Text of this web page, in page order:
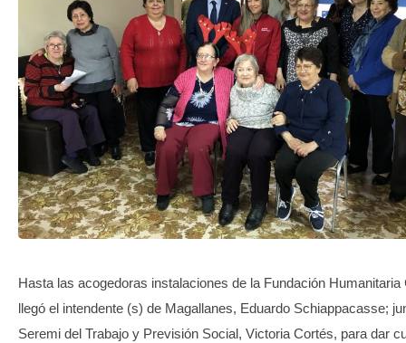
APP MÓVIL
TRANSPARENCIA
Hasta las acogedoras instalaciones de la Fundación Humanitaria
llegó el intendente (s) de Magallanes, Eduardo Schiappacasse;
Seremi del Trabajo y Previsión Social, Victoria Cortés, para dar